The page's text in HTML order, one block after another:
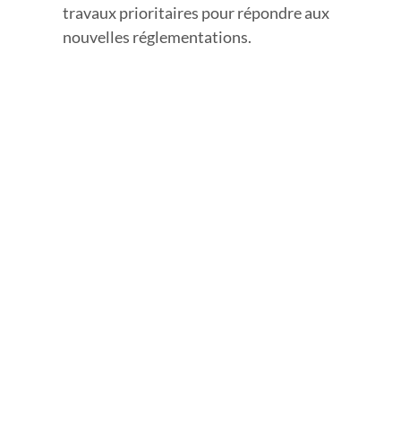
travaux prioritaires pour répondre aux
nouvelles réglementations.